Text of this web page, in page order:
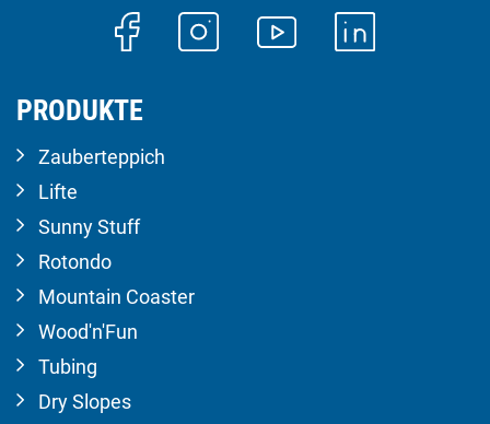
PRODUKTE
Zauberteppich
Lifte
Sunny Stuff
Rotondo
Mountain Coaster
Wood'n'Fun
Tubing
Dry Slopes